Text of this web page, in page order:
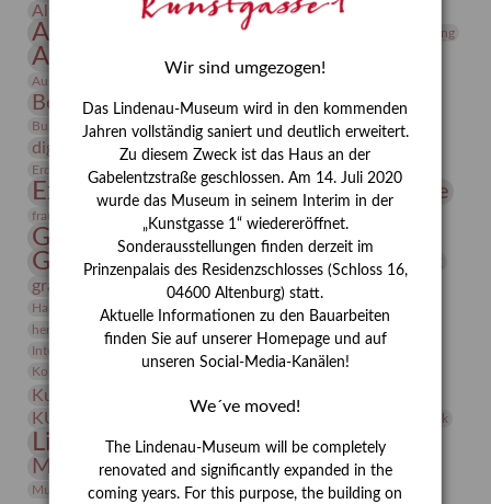
Altenburger Praxisjahr Altenburger Schlossberg
Antike Archiv Asta Gröting
Ausstellung
Ausstellung „Vier Winde“
Berlin in den Zwanziger Jahren
Bernhard August von Lindenau Bibliothek
Burg Posterstein Conrad Felixmüller Depot Der Blaue Reiter
digitallabor Entartete Kunst
Enteignung
Erdmann Julius Dietrich
Erlebnisportal estrusker Exlibris
Expressionismus Festrede Florenz Fotografie
frauen Frauen in der Antike und heute
Gerhard-Altenbourg-Preis
Gerhard Altenbourg
Gerhard Kurt Müller
Grafik
grafische sammlung griechische Mythologie
Hanns-Conon von der Gabelentz Heinrich Kirchhoff Heldinnen
herman de vries Humboldt
Integriertes Schädlingsmanagement
Jahresempfang
Kolosseum
Kooperationsausstellung Korkmodelle Kunst
Kunstmuseum Kunstvermittlung
KUNSTWAND Künstler Lehmbruck
Lindenau-Museum Marstall Messeakademie
Museumsgeschichte Museumsnacht
Museumspädagogik Mäzen Napoleon Natur
Neue Remise
Wir sind umgezogen!
Das Lindenau-Museum wird in den kommenden
Jahren vollständig saniert und deutlich erweitert.
Zu diesem Zweck ist das Haus an der
Gabelentzstraße geschlossen. Am 14. Juli 2020
wurde das Museum in seinem Interim in der
„Kunstgasse 1“ wiedereröffnet.
Sonderausstellungen finden derzeit im
Prinzenpalais des Residenzschlosses (Schloss 16,
04600 Altenburg) statt.
Aktuelle Informationen zu den Bauarbeiten
finden Sie auf unserer Homepage und auf
unseren Social-Media-Kanälen!
We´ve moved!
The Lindenau-Museum will be completely
renovated and significantly expanded in the
coming years. For this purpose, the building on